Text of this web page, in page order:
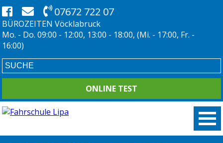
07672 722 07
BÜROZEITEN Vöcklabruck
Mo. - Do. 09:00 - 12:00, 13:00 - 18:00, (Mi. - 17:00, Fr. -
16:00)
ONLINE TEST